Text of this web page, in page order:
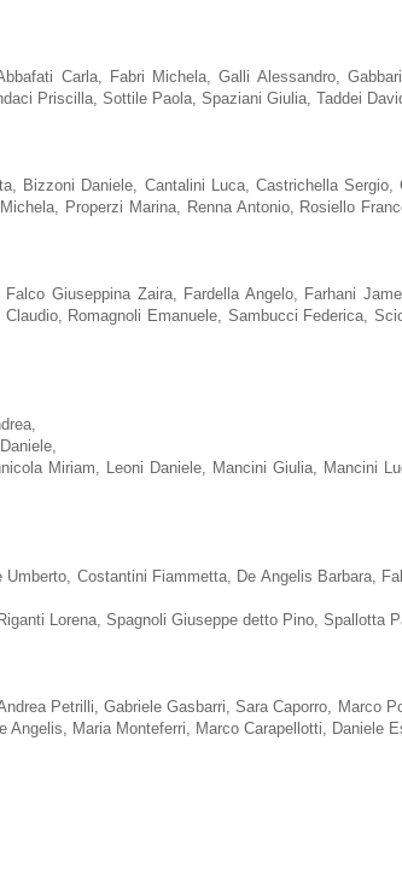
Carla, Fabri Michela, Galli Alessandro,
Priscilla, Sottile Paola, Spaziani Giulia, Taddei
Bizzoni Daniele, Cantalini Luca, Castrichella
Properzi Marina, Renna Antonio, Rosiello
Giuseppina Zaira, Fardella Angelo, Farhani
Romagnoli Emanuele, Sambucci Federica,
Miriam, Leoni Daniele, Mancini Giulia, Mancini
Costantini Fiammetta, De Angelis Barbara,
Lorena, Spagnoli Giuseppe detto Pino, Spallotta
Petrilli, Gabriele Gasbarri, Sara Caporro, Marco
Maria Monteferri, Marco Carapellotti, Daniele